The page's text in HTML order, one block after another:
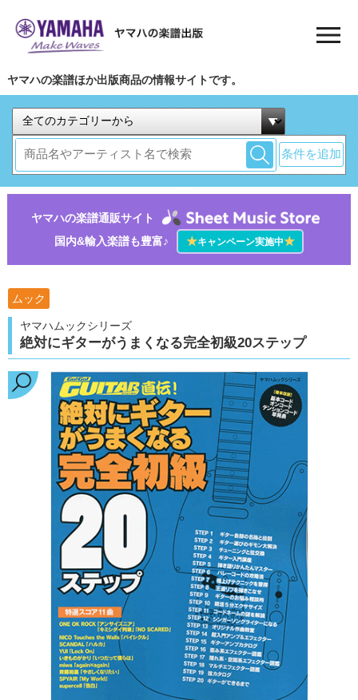
ヤマハの楽譜ほか出版商品の情報サイトです。
条件を追加
ヤマハの楽譜通販サイト
国内&輸入楽譜も豊富♪
★キャンペーン実施中★
ムック
ヤマハムックシリーズ
絶対にギターがうまくなる完全初級20ステップ